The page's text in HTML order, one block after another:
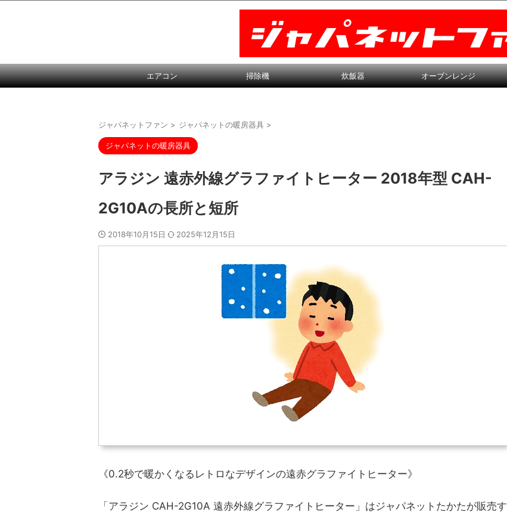
エアコン 掃除機 炊飯器 オーブンレンジ
ジャパネットファン > ジャパネットの暖房器具 >
ジャパネットの暖房器具
アラジン 遠赤外線グラファイトヒーター 2018年型 CAH-
2G10Aの長所と短所
2018年10月15日 2025年12月15日
《0.2秒で暖かくなるレトロなデザインの遠赤グラファイトヒーター》
「アラジン CAH-2G10A 遠赤外線グラファイトヒーター」はジャパネットたかたが販売す